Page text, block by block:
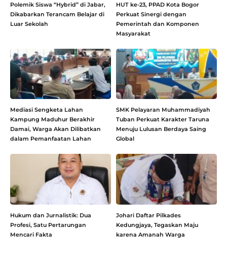
Polemik Siswa “Hybrid” di Jabar,
Dikabarkan Terancam Belajar di
Luar Sekolah
HUT ke-23, PPAD Kota Bogor
Perkuat Sinergi dengan
Pemerintah dan Komponen
Masyarakat
Mediasi Sengketa Lahan
Kampung Maduhur Berakhir
Damai, Warga Akan Dilibatkan
dalam Pemanfaatan Lahan
SMK Pelayaran Muhammadiyah
Tuban Perkuat Karakter Taruna
Menuju Lulusan Berdaya Saing
Global
Hukum dan Jurnalistik: Dua
Profesi, Satu Pertarungan
Mencari Fakta
Johari Daftar Pilkades
Kedungjaya, Tegaskan Maju
karena Amanah Warga